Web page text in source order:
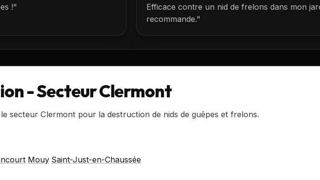
!"
Efficace contre un nid de frelons dans mon
recommande."
- Secteur Clermont
secteur Clermont pour la destruction de nids de guêpes et frelons.
Mouy Saint-Just-en-Chaussée